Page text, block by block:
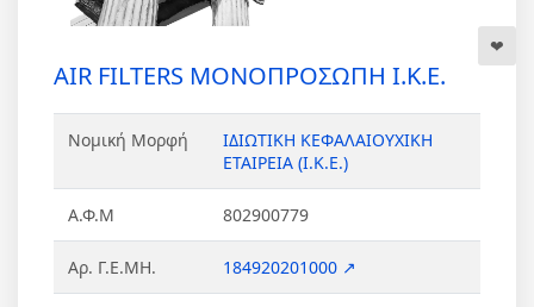
AIR FILTERS ΜΟΝΟΠΡΟΣΩΠΗ Ι.Κ.Ε.
Νομική Μορφή
ΙΔΙΩΤΙΚΗ ΚΕΦΑΛΑΙΟΥΧΙΚΗ
ΕΤΑΙΡΕΙΑ (Ι.Κ.Ε.)
Α.Φ.Μ 802900779
Αρ. Γ.Ε.ΜΗ. 184920201000 ↗